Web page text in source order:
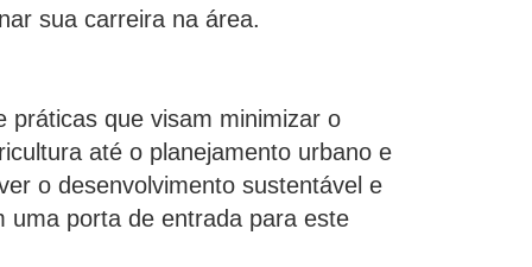
sua carreira na área.
práticas que visam minimizar o
até o planejamento urbano e
o desenvolvimento sustentável e
uma porta de entrada para este